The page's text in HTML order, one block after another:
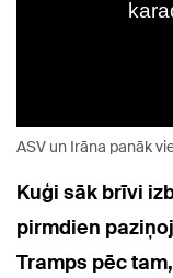
ASV un Irāna panāk
Kuģi sāk brīvi
pirmdien
Tramps pēc